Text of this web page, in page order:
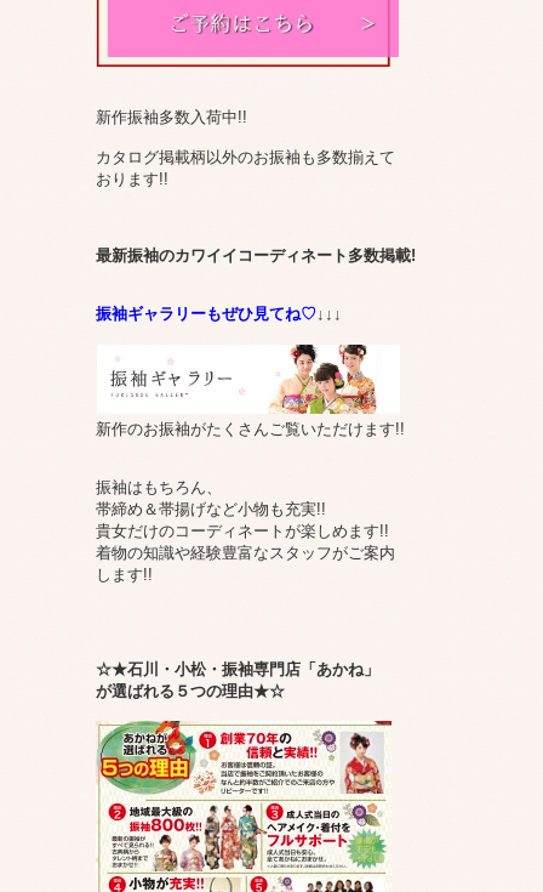
新作振袖多数入荷中!!
カタログ掲載柄以外のお振袖も多数揃えて
おります!!
最新振袖のカワイイコーディネート多数掲載!
振袖ギャラリーもぜひ見てね♡↓↓↓
新作のお振袖がたくさんご覧いただけます!!
振袖はもちろん、
帯締め＆帯揚げなど小物も充実!!
貴女だけのコーディネートが楽しめます!!
着物の知識や経験豊富なスタッフがご案内
します!!
☆★石川・小松・振袖専門店「あかね」
が選ばれる５つの理由★☆